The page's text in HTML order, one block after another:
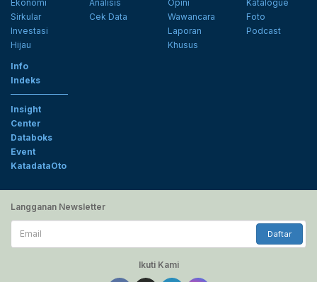
Ekonomi
Sirkular
Investasi
Hijau
Analisis
Cek Data
Opini
Wawancara
Laporan
Khusus
Katalogue
Foto
Podcast
Info
Indeks
Insight
Center
Databoks
Event
KatadataOto
Langganan Newsletter
Email
Daftar
Ikuti Kami